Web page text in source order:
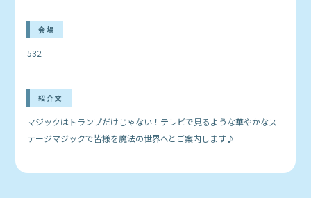
会場
532
紹介文
マジックはトランプだけじゃない！テレビで見るような華やかなス
テージマジックで皆様を魔法の世界へとご案内します♪